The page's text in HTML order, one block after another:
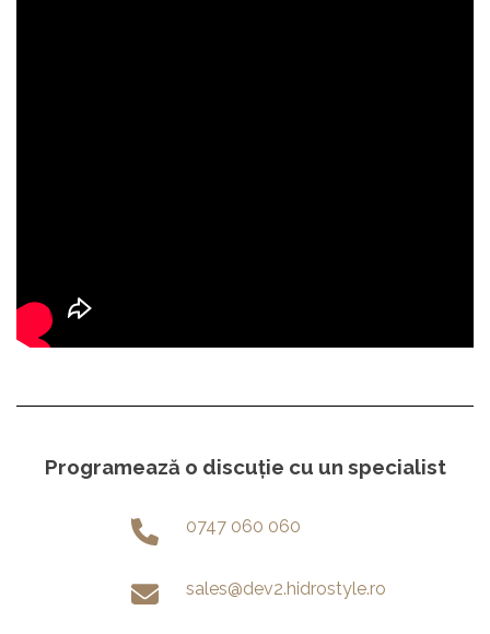
Programează o discuție cu un specialist
0747 060 060
sales@dev2.hidrostyle.ro